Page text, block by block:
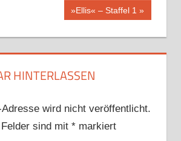
Nächster
»Ellis« – Staffel 1
HINTERLASSEN
Adresse wird nicht veröffentlicht.
sind mit *markiert